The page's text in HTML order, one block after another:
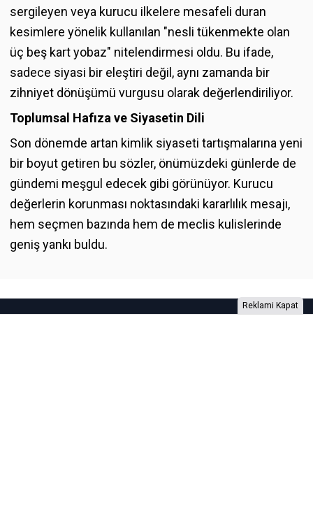
sergileyen veya kurucu ilkelere mesafeli duran
kesimlere yönelik kullanılan "nesli tükenmekte olan
üç beş kart yobaz" nitelendirmesi oldu. Bu ifade,
sadece siyasi bir eleştiri değil, aynı zamanda bir
zihniyet dönüşümü vurgusu olarak değerlendiriliyor.
Toplumsal Hafıza ve Siyasetin Dili
Son dönemde artan kimlik siyaseti tartışmalarına yeni
bir boyut getiren bu sözler, önümüzdeki günlerde de
gündemi meşgul edecek gibi görünüyor. Kurucu
değerlerin korunması noktasındaki kararlılık mesajı,
hem seçmen bazında hem de meclis kulislerinde
geniş yankı buldu.
Reklami Kapat